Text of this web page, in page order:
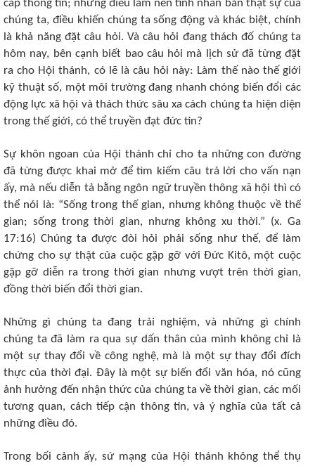
cấp thông tin; nhưng điều làm nên tính nhân bản thật sự của
chúng ta, điều khiến chúng ta sống động và khác biệt, chính
là khả năng đặt câu hỏi. Và câu hỏi đang thách đố chúng ta
hôm nay, bên cạnh biết bao câu hỏi mà lịch sử đã từng đặt
ra cho Hội thánh, có lẽ là câu hỏi này: Làm thế nào thế giới
kỹ thuật số, một môi trường đang nhanh chóng biến đổi các
động lực xã hội và thách thức sâu xa cách chúng ta hiện diện
trong thế giới, có thể truyền đạt đức tin?
Sự khôn ngoan của Hội thánh chỉ cho ta những con đường
đã từng được khai mở để tìm kiếm câu trả lời cho vấn nạn
ấy, mà nếu diễn tả bằng ngôn ngữ truyền thông xã hội thì có
thể nói là: “Sống trong thế gian, nhưng không thuộc về thế
gian; sống trong thời gian, nhưng không xu thời.” (x. Ga
17:16) Chúng ta được đòi hỏi phải sống như thế, để làm
chứng cho sự thật của cuộc gặp gỡ với Đức Kitô, một cuộc
gặp gỡ diễn ra trong thời gian nhưng vượt trên thời gian,
đồng thời biến đổi thời gian.
Những gì chúng ta đang trải nghiệm, và những gì chính
chúng ta đã làm ra qua sự dấn thân của mình không chỉ là
một sự thay đổi về công nghệ, mà là một sự thay đổi đích
thực của thời đại. Đây là một sự biến đổi văn hóa, nó cũng
ảnh hưởng đến nhận thức của chúng ta về thời gian, các mối
tương quan, cách tiếp cận thông tin, và ý nghĩa của tất cả
những điều đó.
Trong bối cảnh ấy, sứ mạng của Hội thánh không thể thụ